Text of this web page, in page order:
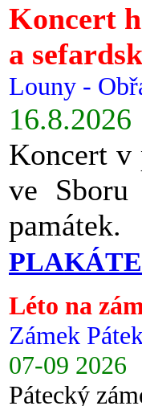
Koncert
a
Louny -
16.8.2026
Koncert v
ve Sboru
památek.
Léto na
Zámek Pátek
07-09 2026
Pátecký